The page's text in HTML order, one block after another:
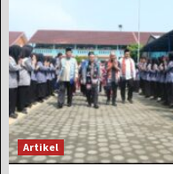
Artikel